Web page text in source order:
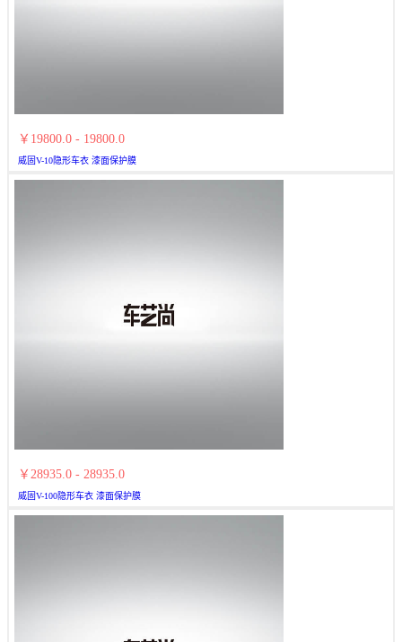
￥19800.0 - 19800.0
威固V-10隐形车衣 漆面保护膜
￥28935.0 - 28935.0
威固V-100隐形车衣 漆面保护膜